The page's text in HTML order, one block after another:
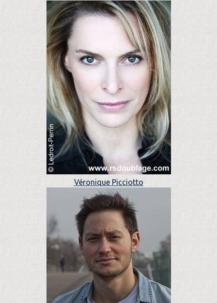
Véronique Picciotto